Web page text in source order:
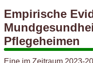
Empirische
Pflegeheimen